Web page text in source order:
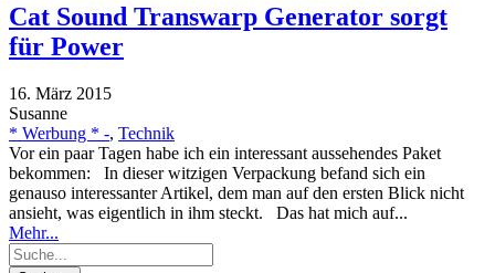
Cat Sound Transwarp Generator sorgt
für Power
16. März 2015
Susanne
* Werbung * -, Technik
Vor ein paar Tagen habe ich ein interessant aussehendes Paket
bekommen: In dieser witzigen Verpackung befand sich ein
genauso interessanter Artikel, dem man auf den ersten Blick nicht
ansieht, was eigentlich in ihm steckt. Das hat mich auf...
Mehr...